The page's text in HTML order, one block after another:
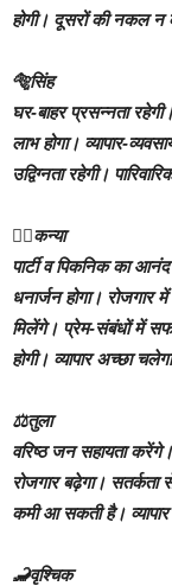
होगी। दूसरों की नकल न
🐅सिंह
घर-बाहर प्रसन्नता
लाभ होगा। व्यापार-
उद्विग्नता रहेगी।
🙎‍♀️कन्या
पार्टी व पिकनिक का
धनार्जन होगा। रोजगार
मिलेंगे। प्रेम-संबंधों में
होगी। व्यापार अच्छा
⚖️तुला
वरिष्ठ जन सहायता
रोजगार बढ़ेगा। सतर्कता
कमी आ सकती है।
🦂वृश्चिक